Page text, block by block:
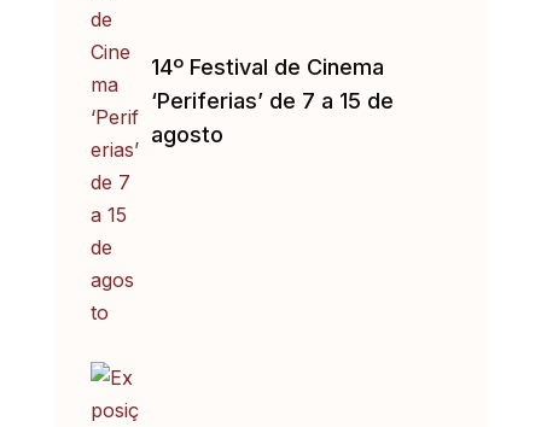
14º Festival de Cinema
‘Periferias’ de 7 a 15 de
agosto